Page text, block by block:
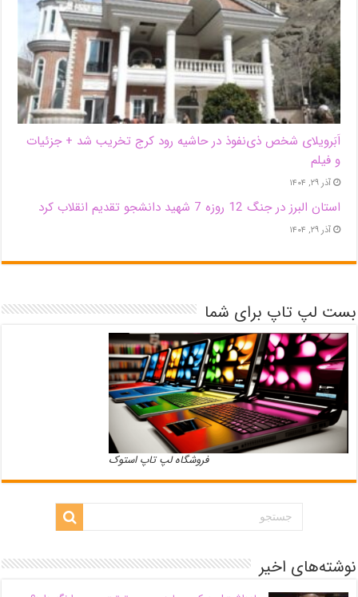
اَبَر‌ویلای شخص ذی‌نفوذ در حاشیه‌ رود کرج تخریب شد + جزئیات
و فیلم
آذر ۲۹, ۱۴۰۴
استان البرز در جنگ 12 روزه 7 شهید دانشجو تقدیم انقلاب کرد
آذر ۲۹, ۱۴۰۴
بست لپ تاپ برای شما
فروشگاه لپ تاپ استوک
نوشته‌های اخیر